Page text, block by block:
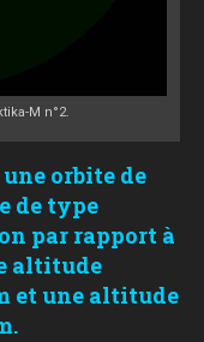
M n°2.
orbite de
de type
par rapport à
altitude
et une altitude